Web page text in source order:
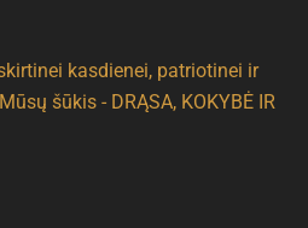
kasdienei, patriotinei ir
šūkis - DRĄSA, KOKYBĖ IR